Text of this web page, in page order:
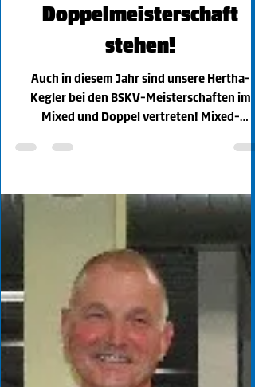
Mixed- u.
Doppelmeisterschaft
stehen!
Auch in diesem Jahr sind unsere Hertha-
Mixed und Doppel vertreten! Mixed-
Meisterschaften – 2. Lauf...